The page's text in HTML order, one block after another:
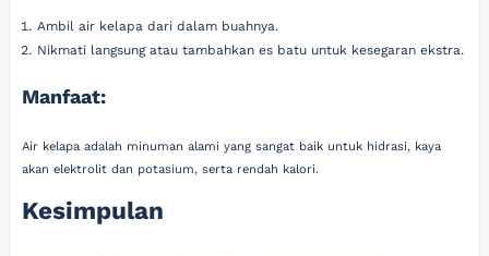
Ambil air kelapa dari dalam buahnya.
Nikmati langsung atau tambahkan es batu untuk kesegaran ekstra.
Manfaat:
Air kelapa adalah minuman alami yang sangat baik untuk hidrasi, kaya
akan elektrolit dan potasium, serta rendah kalori.
Kesimpulan